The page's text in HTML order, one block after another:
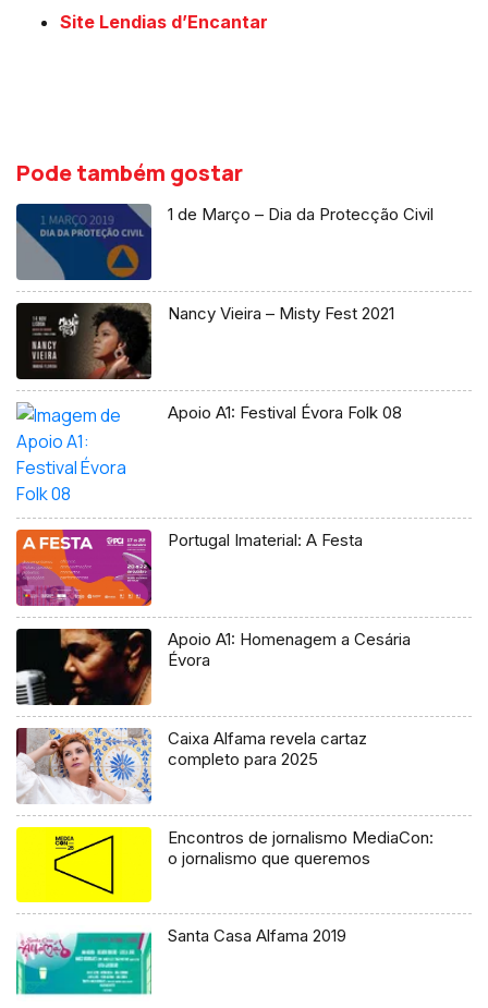
Site Lendias d’Encantar
Pode também gostar
1 de Março – Dia da Protecção Civil
Nancy Vieira – Misty Fest 2021
Apoio A1: Festival Évora Folk 08
Portugal Imaterial: A Festa
Apoio A1: Homenagem a Cesária
Évora
Caixa Alfama revela cartaz
completo para 2025
Encontros de jornalismo MediaCon:
o jornalismo que queremos
Santa Casa Alfama 2019